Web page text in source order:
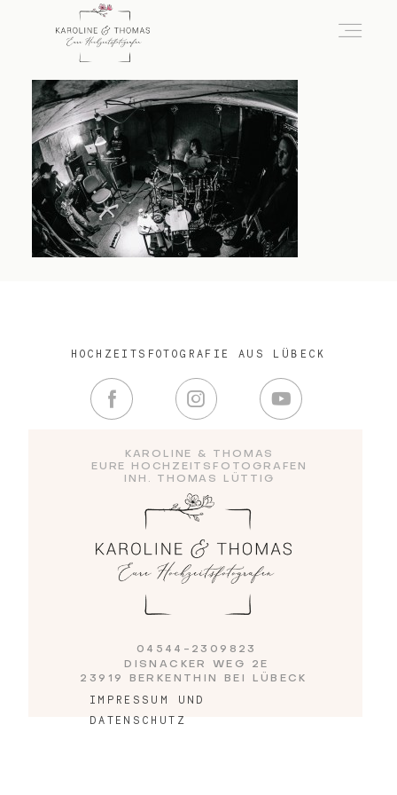
KAROLINE & THOMAS
EURE HOCHZEITSFOTOGRAFEN
INH. THOMAS LÜTTIG
IMPRESSUM UND
DATENSCHUTZ
04544-2309823
DISNACKER WEG 2E
23919 BERKENTHIN BEI LÜBECK
HOCHZEITSFOTOGRAFIE AUS LÜBECK
home
Hochzeit
das besondere Portrait
Kontakt
Blog
Impressum